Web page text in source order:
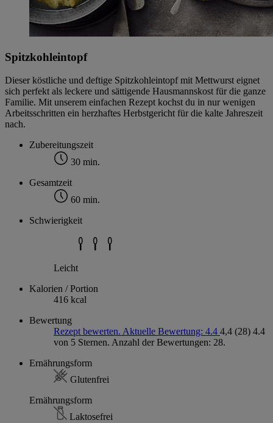
Spitzkohleintopf
Dieser köstliche und deftige Spitzkohleintopf mit Mettwurst eignet
sich perfekt als leckere und sättigende Hausmannskost für die ganze
Familie. Mit unserem einfachen Rezept kochst du in nur wenigen
Arbeitsschritten ein herzhaftes Herbstgericht für die kalte Jahreszeit
nach.
Zubereitungszeit
30 min.
Gesamtzeit
60 min.
Schwierigkeit
Leicht
Kalorien / Portion
416 kcal
Bewertung
Rezept bewerten. Aktuelle Bewertung: 4.4 4,4 (28) 4.4
von 5 Sternen. Anzahl der Bewertungen: 28.
Ernährungsform
Glutenfrei
Ernährungsform
Laktosefrei